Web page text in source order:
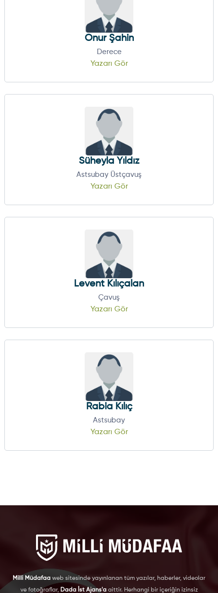
Onur Şahin
Derece
Yazarı Gör
Süheyla Yıldız
Astsubay Üstçavuş
Yazarı Gör
Levent Kılıçalan
Çavuş
Yazarı Gör
Rabia Kılıç
Astsubay
Yazarı Gör
Milli Müdafaa web sitesinde yayınlanan tüm yazılar, haberler, videolar
ve fotoğraflar, Dada İst Ajans'aaittir. Herhangi bir içeriğin izinsiz